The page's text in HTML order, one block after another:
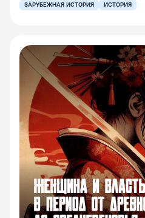
ЗАРУБЕЖНАЯ ИСТОРИЯ ИСТОРИЯ